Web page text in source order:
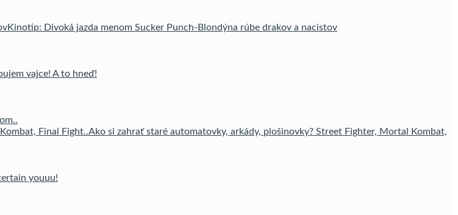
Kinotip: Divoká jazda menom Sucker Punch-Blondýna rúbe drakov a nacistov
vajce! A to hneď!
Ako si zahrať staré automatovky, arkády, plošinovky? Street Fighter, Mortal Kombat,
youuu!